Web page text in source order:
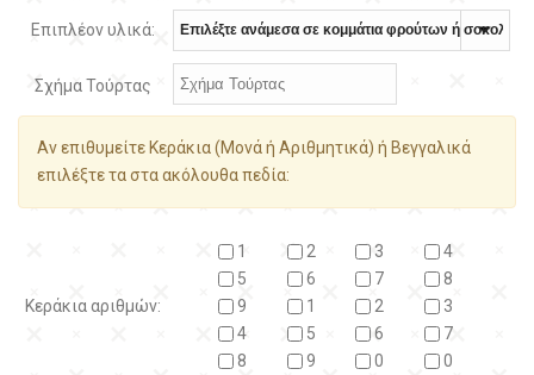
Επιπλέον υλικά:
Σχήμα Τούρτας
Αν επιθυμείτε Κεράκια (Μονά ή Αριθμητικά) ή Βεγγαλικά
επιλέξτε τα στα ακόλουθα πεδία:
Κεράκια αριθμών:
1 2 3
4
5
6 7
8
9
1 2
3
4
5 6
7
8
9 0 0